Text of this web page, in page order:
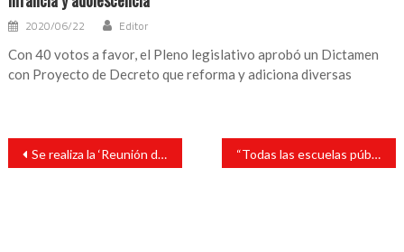
2020/06/22 Editor
Con 40 votos a favor, el Pleno legislativo aprobó un Dictamen
con Proyecto de Decreto que reforma y adiciona diversas
Navegación
entradas
Se realiza la ‘Reunión de Apertura’ para llevar a cabo el ‘Plan de Auditoria Cruzada’ por parte del Instituto Tecnológico Superior de La Montaña “Todas las escuelas públicas de la cabecera municipal, fueron apoyadas por esta administración”: Tavo Pérez